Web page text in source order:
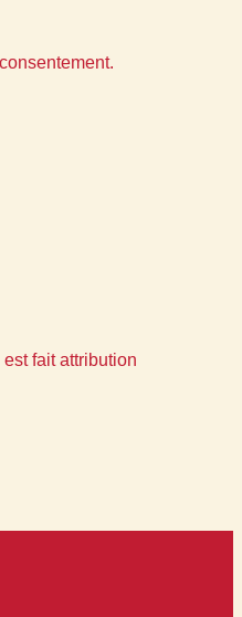
fait attribution